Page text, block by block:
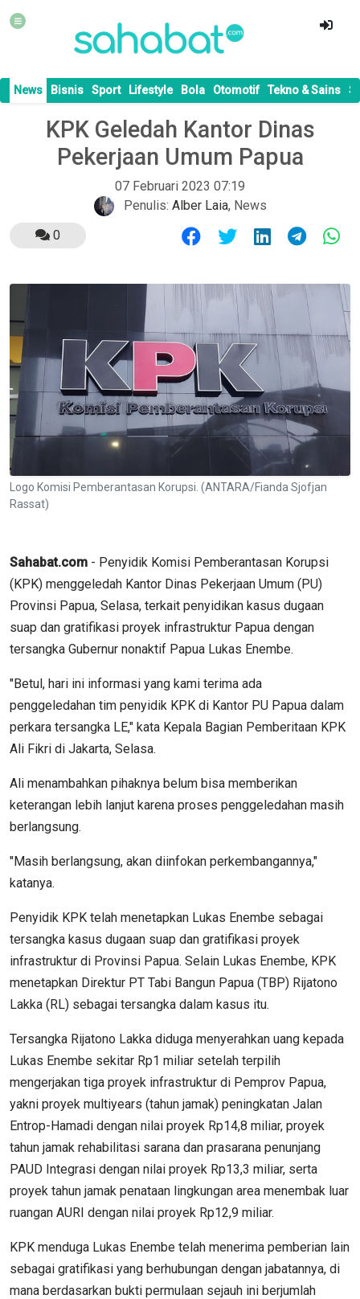
News Bisnis Sport Lifestyle Bola Otomotif Tekno & Sains
KPK Geledah Kantor Dinas
Pekerjaan Umum Papua
07 Februari 2023 07:19
Penulis: Alber Laia, News
0
Logo Komisi Pemberantasan Korupsi. (ANTARA/Fianda Sjofjan
Rassat)
Sahabat.com - Penyidik Komisi Pemberantasan Korupsi
(KPK) menggeledah Kantor Dinas Pekerjaan Umum (PU)
Provinsi Papua, Selasa, terkait penyidikan kasus dugaan
suap dan gratifikasi proyek infrastruktur Papua dengan
tersangka Gubernur nonaktif Papua Lukas Enembe.
"Betul, hari ini informasi yang kami terima ada
penggeledahan tim penyidik KPK di Kantor PU Papua dalam
perkara tersangka LE," kata Kepala Bagian Pemberitaan KPK
Ali Fikri di Jakarta, Selasa.
Ali menambahkan pihaknya belum bisa memberikan
keterangan lebih lanjut karena proses penggeledahan masih
berlangsung.
"Masih berlangsung, akan diinfokan perkembangannya,"
katanya.
Penyidik KPK telah menetapkan Lukas Enembe sebagai
tersangka kasus dugaan suap dan gratifikasi proyek
infrastruktur di Provinsi Papua. Selain Lukas Enembe, KPK
menetapkan Direktur PT Tabi Bangun Papua (TBP) Rijatono
Lakka (RL) sebagai tersangka dalam kasus itu.
Tersangka Rijatono Lakka diduga menyerahkan uang kepada
Lukas Enembe sekitar Rp1 miliar setelah terpilih
mengerjakan tiga proyek infrastruktur di Pemprov Papua,
yakni proyek multiyears (tahun jamak) peningkatan Jalan
Entrop-Hamadi dengan nilai proyek Rp14,8 miliar, proyek
tahun jamak rehabilitasi sarana dan prasarana penunjang
PAUD Integrasi dengan nilai proyek Rp13,3 miliar, serta
proyek tahun jamak penataan lingkungan area menembak luar
ruangan AURI dengan nilai proyek Rp12,9 miliar.
KPK menduga Lukas Enembe telah menerima pemberian lain
sebagai gratifikasi yang berhubungan dengan jabatannya, di
mana berdasarkan bukti permulaan sejauh ini berjumlah